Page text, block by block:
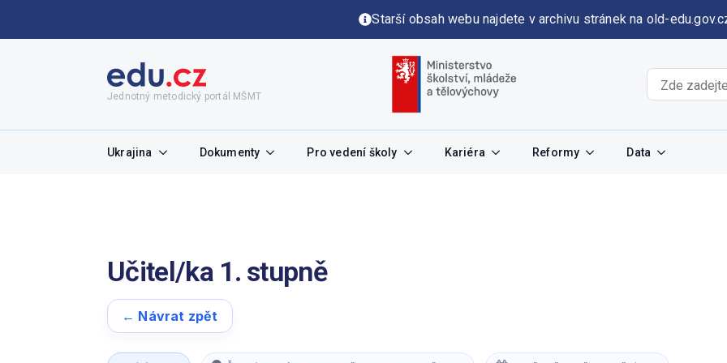
Starší obsah webu najdete v archivu stránek na old-
Jednotný metodický portál MŠMT
Ukrajina Dokumenty Pro vedení školy Kariéra Reformy Data
Učitel/ka 1. stupně
← Návrat zpět